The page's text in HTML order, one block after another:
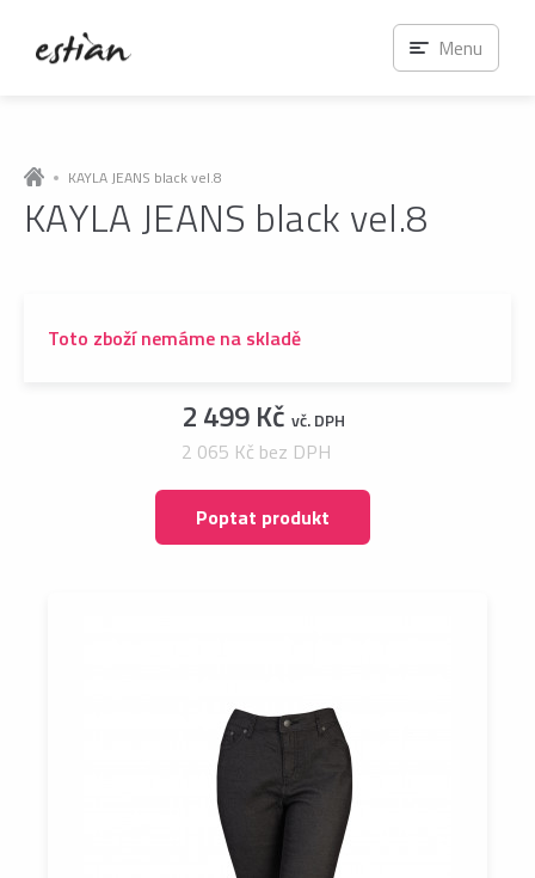
KAYLA JEANS black vel.8
KAYLA JEANS black vel.8
Toto zboží nemáme na skladě
2 499 Kč vč. DPH
2 065 Kč bez DPH
Poptat produkt
Menu